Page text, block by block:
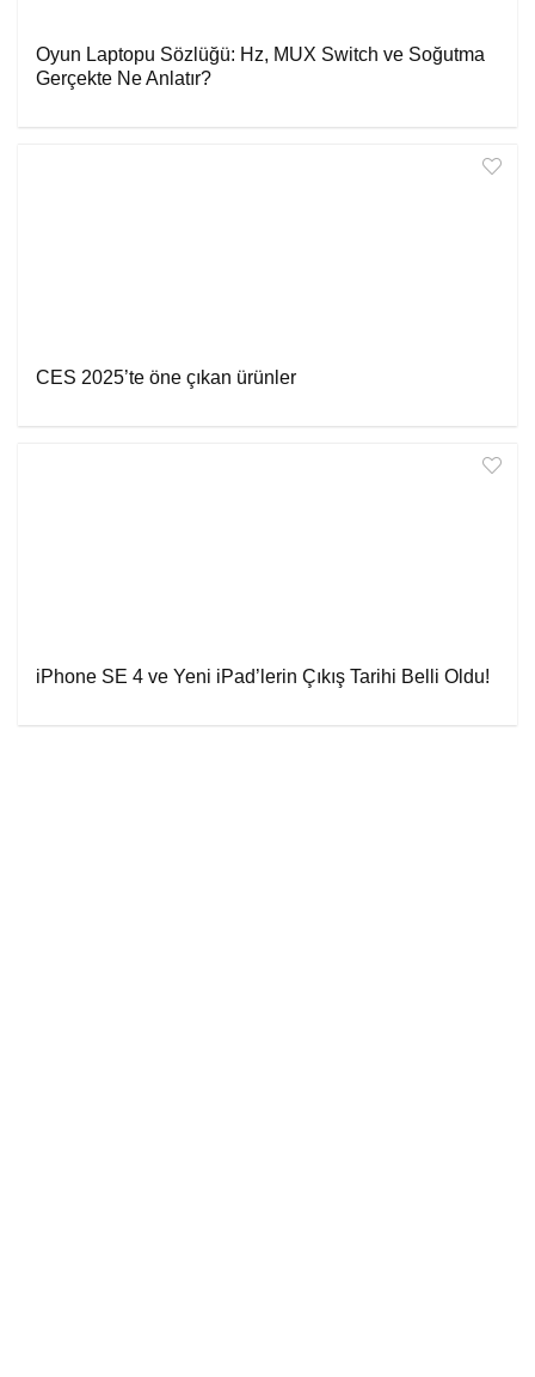
Oyun Laptopu Sözlüğü: Hz, MUX Switch ve Soğutma
Gerçekte Ne Anlatır?
CES 2025’te öne çıkan ürünler
iPhone SE 4 ve Yeni iPad’lerin Çıkış Tarihi Belli Oldu!